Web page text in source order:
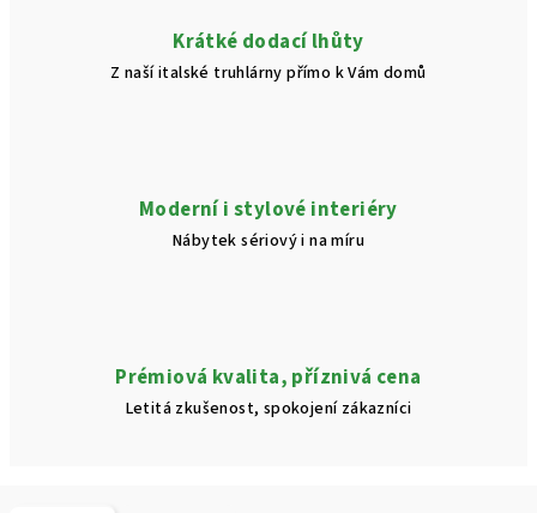
Krátké dodací lhůty
Z naší italské truhlárny přímo k Vám domů
Moderní i stylové interiéry
Nábytek sériový i na míru
Prémiová kvalita, příznivá cena
Letitá zkušenost, spokojení zákazníci